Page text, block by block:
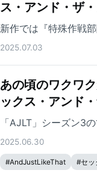
ス・アンド・ザ
新作では『特殊作戦
2025.07.03
あの頃のワクワ
ックス・アンド
「AJLT」シーズン3
2025.06.30
#AndJustLikeThat #セッ